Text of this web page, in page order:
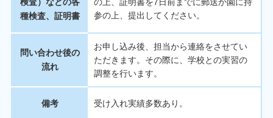
種検査、証明書
参の上、提出してください。
問い合わせ後の
流れ
お申し込み後、担当から連絡をさせてい
ただきます。その際に、学校との実習の
調整を行います。
備考 受け入れ実績多数あり。